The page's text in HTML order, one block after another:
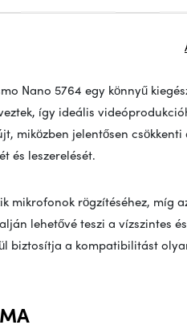
Nano 5764 egy könnyű
így ideális
miközben jelentősen
és leszerelését.
mikrofonok rögzítéséhez, míg
lehetővé teszi a vízszintes
biztosítja a kompatibilitást